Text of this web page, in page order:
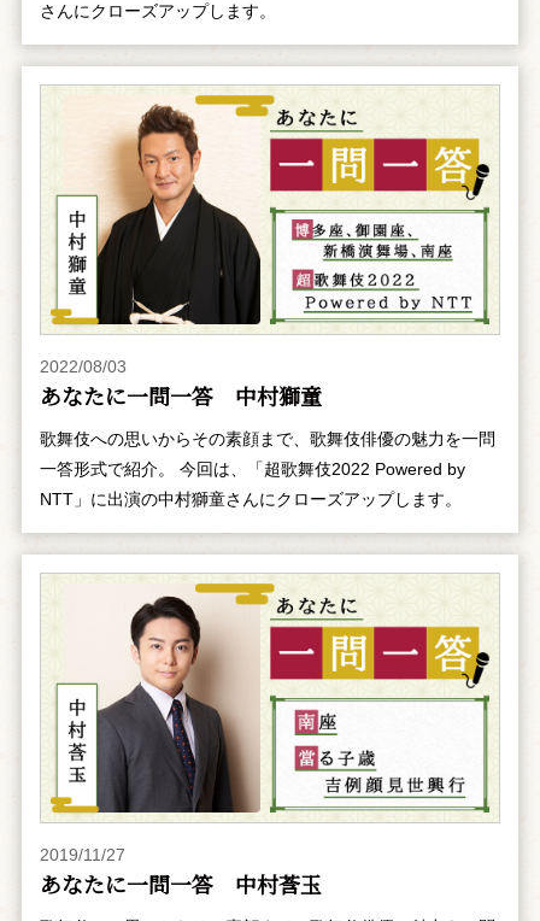
さんにクローズアップします。
2022/08/03
あなたに一問一答 中村獅童
歌舞伎への思いからその素顔まで、歌舞伎俳優の魅力を一問
一答形式で紹介。 今回は、「超歌舞伎2022 Powered by
NTT」に出演の中村獅童さんにクローズアップします。
2019/11/27
あなたに一問一答 中村莟玉